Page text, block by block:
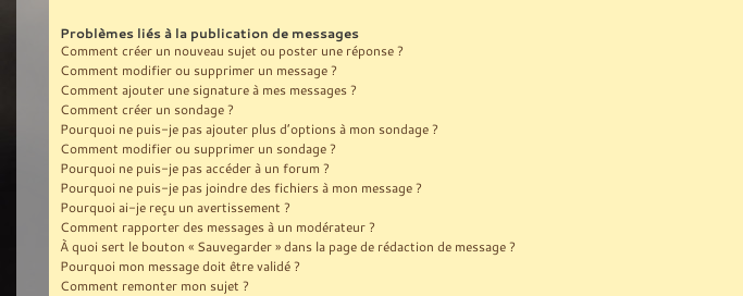
Problèmes liés à la publication de messages
Comment créer un nouveau sujet ou poster une réponse ?
Comment modifier ou supprimer un message ?
Comment ajouter une signature à mes messages ?
Comment créer un sondage ?
Pourquoi ne puis-je pas ajouter plus d’options à mon sondage ?
Comment modifier ou supprimer un sondage ?
Pourquoi ne puis-je pas accéder à un forum ?
Pourquoi ne puis-je pas joindre des fichiers à mon message ?
Pourquoi ai-je reçu un avertissement ?
Comment rapporter des messages à un modérateur ?
À quoi sert le bouton « Sauvegarder » dans la page de rédaction de message ?
Pourquoi mon message doit être validé ?
Comment remonter mon sujet ?